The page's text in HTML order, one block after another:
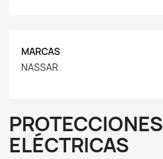
MARCAS
NASSAR
PROTECCIONES
ELÉCTRICAS